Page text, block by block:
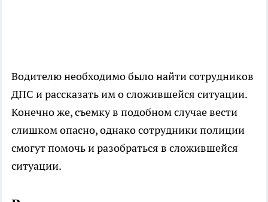
Водителю необходимо было найти сотрудников
ДПС и рассказать им о сложившейся ситуации.
Конечно же, съемку в подобном случае вести
слишком опасно, однако сотрудники полиции
смогут помочь и разобраться в сложившейся
ситуации.